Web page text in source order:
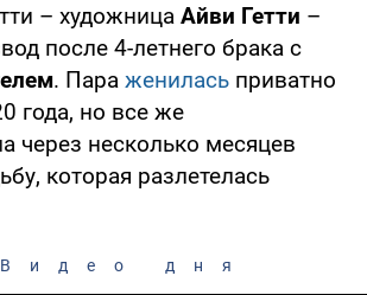
– художница Айви Гетти –
после 4-летнего брака с
. Пара женилась приватно
года, но все же
через несколько месяцев
которая разлетелась
Видео дня